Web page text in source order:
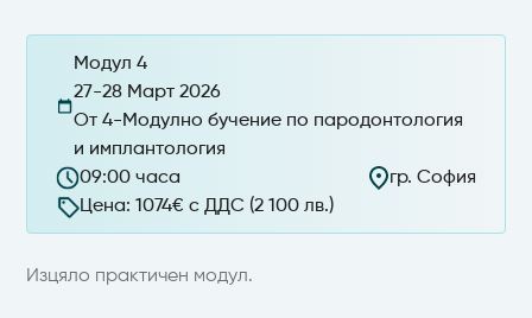
Модул 4
27-28 Март 2026
От 4-Модулно бучение по пародонтология
и имплантология
09:00 часа
гр. София
Цена: 1074€ с ДДС (2 100 лв.)
Изцяло практичен модул.